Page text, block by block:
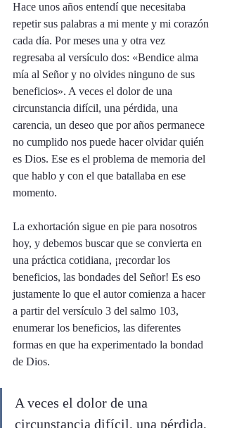
Hace unos años entendí que necesitaba
repetir sus palabras a mi mente y mi corazón
cada día. Por meses una y otra vez
regresaba al versículo dos: «Bendice alma
mía al Señor y no olvides ninguno de sus
beneficios». A veces el dolor de una
circunstancia difícil, una pérdida, una
carencia, un deseo que por años permanece
no cumplido nos puede hacer olvidar quién
es Dios. Ese es el problema de memoria del
que hablo y con el que batallaba en ese
momento.
La exhortación sigue en pie para nosotros
hoy, y debemos buscar que se convierta en
una práctica cotidiana, ¡recordar los
beneficios, las bondades del Señor! Es eso
justamente lo que el autor comienza a hacer
a partir del versículo 3 del salmo 103,
enumerar los beneficios, las diferentes
formas en que ha experimentado la bondad
de Dios.
A veces el dolor de una
circunstancia difícil, una pérdida,